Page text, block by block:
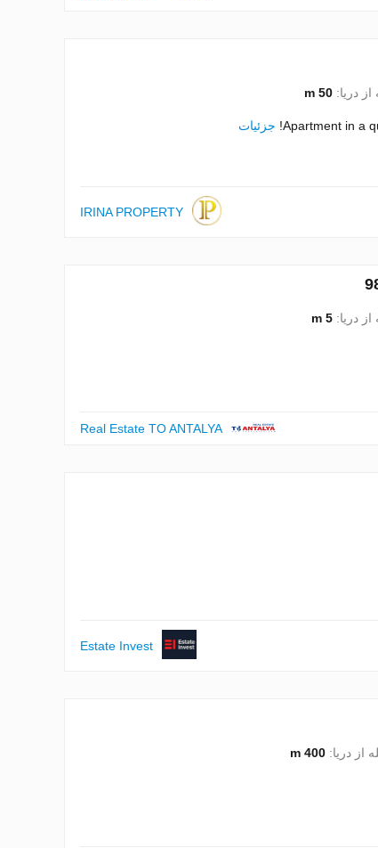
از دریا:50 m
Apartment in a جزئیات
IRINA PROPERTY
از دریا:5 m
Real Estate TO ANTALYA
Estate Invest
از دریا:400 m